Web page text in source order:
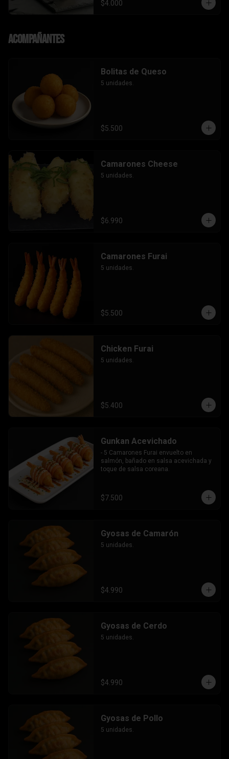
$4.000
Acompañantes
Bolitas de Queso
5 unidades.
$5.500
Camarones Cheese
5 unidades.
$6.990
Camarones Furai
5 unidades.
$5.500
Chicken Furai
5 unidades.
$5.400
Gunkan Acevichado
- 5 Camarones Furai envuelto en
salmón, bañado en salsa acevichada y
toque de salsa coreana.
$7.500
Gyosas de Camarón
5 unidades.
$4.990
Gyosas de Cerdo
5 unidades.
$4.990
Gyosas de Pollo
5 unidades.